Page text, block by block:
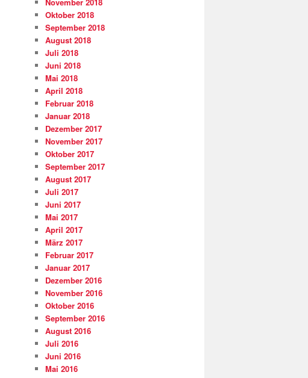
Oktober 2018
September 2018
August 2018
Juli 2018
Juni 2018
Mai 2018
April 2018
Februar 2018
Januar 2018
Dezember 2017
November 2017
Oktober 2017
September 2017
August 2017
Juli 2017
Juni 2017
Mai 2017
April 2017
März 2017
Februar 2017
Januar 2017
Dezember 2016
November 2016
Oktober 2016
September 2016
August 2016
Juli 2016
Juni 2016
Mai 2016